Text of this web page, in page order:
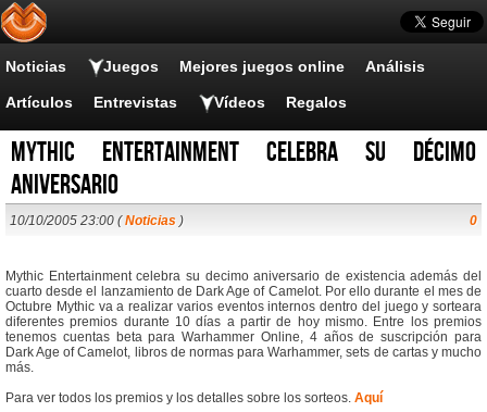
Noticias Juegos Mejores juegos online Análisis
Artículos Entrevistas Vídeos Regalos
Mythic Entertainment celebra su décimo
aniversario
10/10/2005 23:00 (Noticias ) 0
Mythic Entertainment celebra su decimo aniversario de existencia además del
cuarto desde el lanzamiento de Dark Age of Camelot. Por ello durante el mes de
Octubre Mythic va a realizar varios eventos internos dentro del juego y sorteara
diferentes premios durante 10 días a partir de hoy mismo. Entre los premios
tenemos cuentas beta para Warhammer Online, 4 años de suscripción para
Dark Age of Camelot, libros de normas para Warhammer, sets de cartas y mucho
más.
Para ver todos los premios y los detalles sobre los sorteos. Aquí